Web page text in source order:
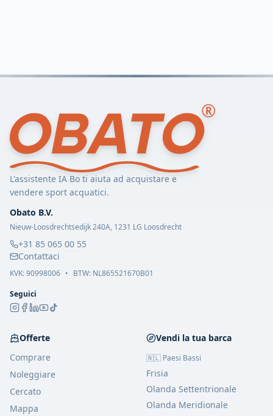
L'assistente IA Bo ti aiuta ad acquistare e
vendere sport acquatici.
Obato B.V.
Nieuw-Loosdrechtsedijk 240A, 1231 LG Loosdrecht
+31 85 065 00 55
Contattaci
KVK:90998006 • BTW: NL865521670B01
Seguici
Offerte
Comprare
Noleggiare
Cercato
Mappa
Vendi la tua barca
🇳🇱 Paesi Bassi
Frisia
Olanda Settentrionale
Olanda Meridionale